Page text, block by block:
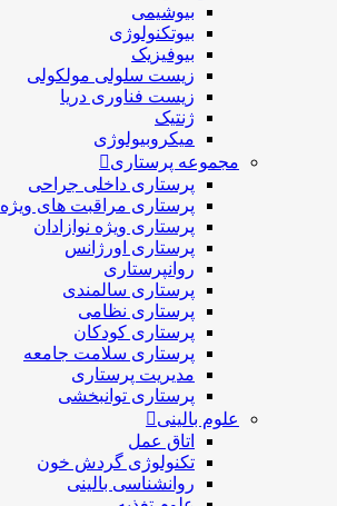
بیوشیمی
بیوتکنولوژی
بیوفیزیک
زیست سلولی مولکولی
زیست فناوری دریا
ژنتیک
میکروبیولوژی
مجموعه پرستاری
پرستاری داخلی جراحی
پرستاری مراقبت های ويژه
پرستاری ويژه نوازادان
پرستاری اورژانس
روانپرستاری
پرستاری سالمندی
پرستاری نظامی
پرستاری کودکان
پرستاری سلامت جامعه
مدیریت پرستاری
پرستاری توانبخشی
علوم بالینی
اتاق عمل
تکنولوژی گردش خون
روانشناسی بالینی